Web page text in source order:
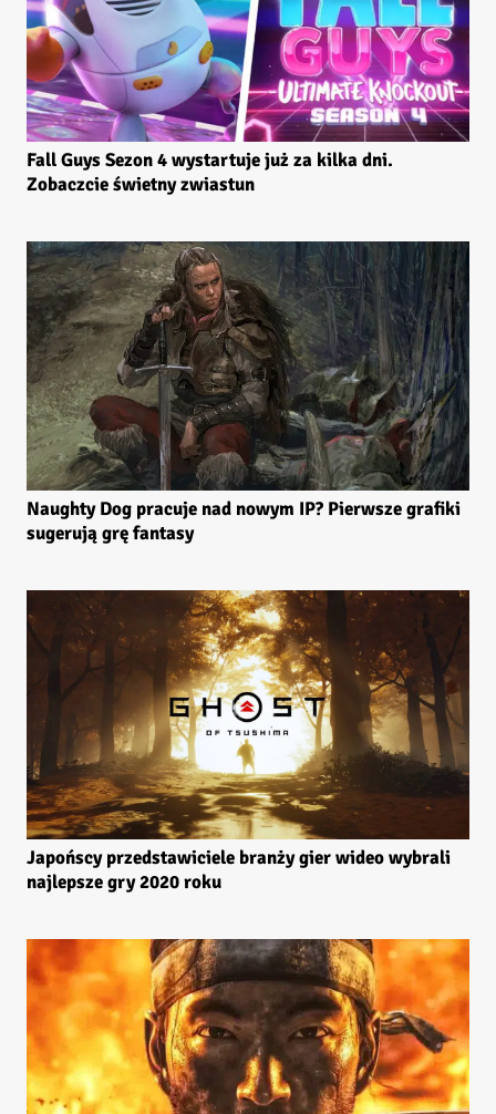
Fall Guys Sezon 4 wystartuje już za kilka dni.
Zobaczcie świetny zwiastun
Naughty Dog pracuje nad nowym IP? Pierwsze grafiki
sugerują grę fantasy
Japońscy przedstawiciele branży gier wideo wybrali
najlepsze gry 2020 roku